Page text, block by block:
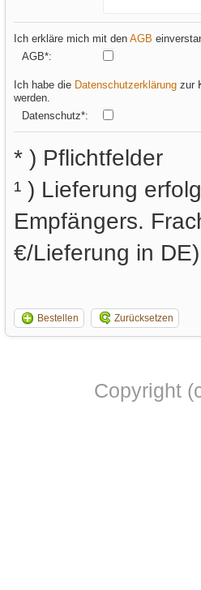
Ich erkläre mich mit den AGB
AGB*:
Ich habe die Datenschutzerklärung zur
werden.
Datenschutz*:
* ) Pflichtfelder
¹ ) Lieferung
Empfängers.
€/Lieferung in
Bestellen Zurücksetzen
Copyright